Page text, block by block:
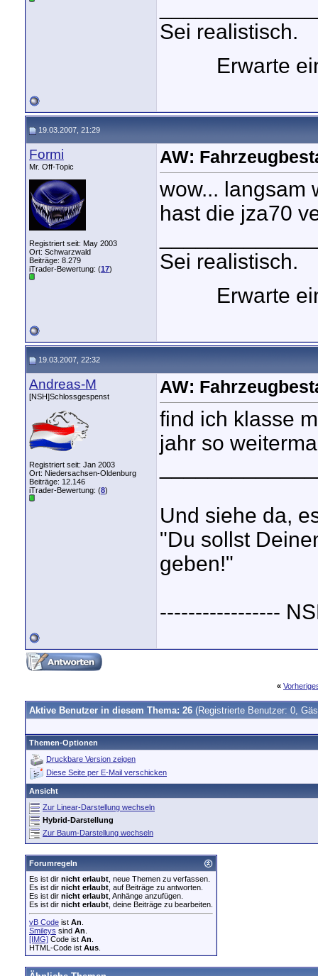
Sei realistisch.
Erwarte
19.03.2007, 21:29
Formi
Mr. Off-Topic
Registriert seit: May 2003
Ort: Schwarzwald
Beiträge: 8.279
iTrader-Bewertung: (17)
AW:
wow... langsam
hast die jza70
Sei realistisch.
Erwarte
19.03.2007, 22:32
Andreas-M
[NSH]Schlossgespenst
Registriert seit: Jan 2003
Ort: Niedersachsen-Oldenburg
Beiträge: 12.146
iTrader-Bewertung: (8)
AW:
find ich klasse
jahr so
Und siehe da,
"Du sollst
geben!"
-----------------
«
Aktive Benutzer in diesem Thema: 26 (Registrierte Benutzer: 0,
Themen-Optionen
Druckbare Version zeigen
Diese Seite per E-Mail verschicken
Ansicht
Zur Linear-Darstellung wechseln
Hybrid-Darstellung
Zur Baum-Darstellung wechseln
Forumregeln
Es ist dir nicht erlaubt , neue Themen zu verfassen.
Es ist dir nicht erlaubt , auf Beiträge zu antworten.
Es ist dir nicht erlaubt , Anhänge anzufügen.
Es ist dir nicht erlaubt , deine Beiträge zu bearbeiten.
vB Code ist An
Smileys sind An
[IMG] Code ist An
HTML-Code ist Aus